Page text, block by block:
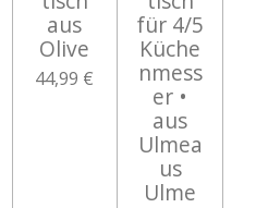
aus
Olive
44,99 €
für 4/5
Küche
nmess
er •
aus
Ulmea
us
Ulme